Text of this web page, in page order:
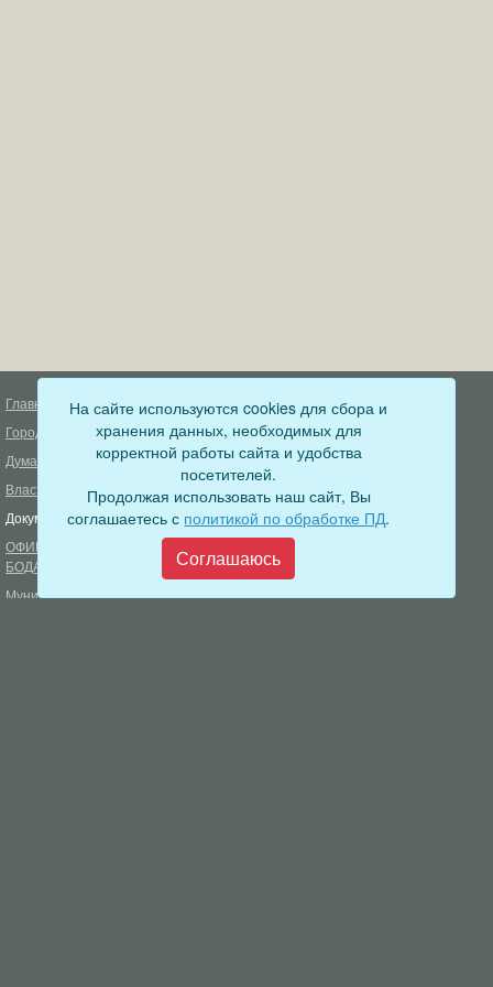
Главная
Город
Дума
Власть
Документы
ОФИЦИАЛЬНЫЙ ВЕСТНИК
БОДАЙБО
Муниципальные услуги
Деятельность прокуратуры
Муниципальный контроль
Меры пожарной безопасности
Муниципальные закупки
Формирование комфортной
городской среды
Фонд капитального ремонта
На сайте используются cookies для сбора и
хранения данных, необходимых для
корректной работы сайта и удобства
посетителей.
Продолжая использовать наш сайт, Вы
соглашаетесь с политикой по обработке ПД.
Соглашаюсь